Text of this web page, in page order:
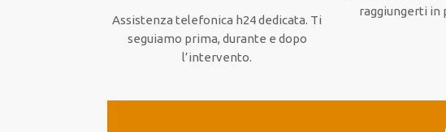
Assistenza telefonica h24 dedicata. Ti
seguiamo prima, durante e dopo
l’intervento.
raggiungerti in